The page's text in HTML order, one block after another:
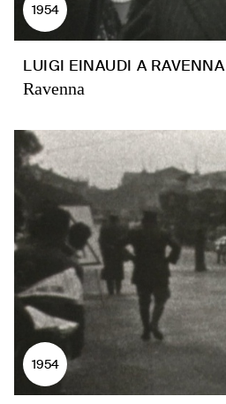
1954
LUIGI EINAUDI A RAVENNA
Ravenna
1954